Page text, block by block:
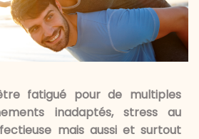
fatigué pour de multiples
inadaptés, stress au
mais aussi et surtout